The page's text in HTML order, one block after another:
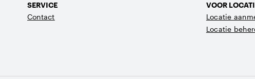
SERVICE
Contact
VOOR
Locatie
Locatie